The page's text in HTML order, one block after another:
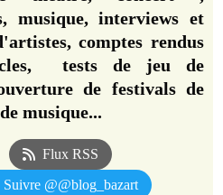
musique, interviews et
comptes rendus
tests de jeu de
de festivals de
musique...
Flux RSS
Suivre @@blog_bazart